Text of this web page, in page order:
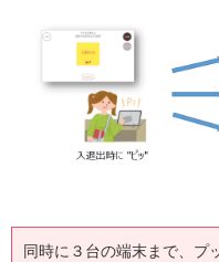
同時に３台の端末まで、プ